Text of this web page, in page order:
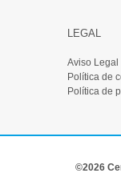
LEGAL
Aviso Legal
Política de
Política de
©2026